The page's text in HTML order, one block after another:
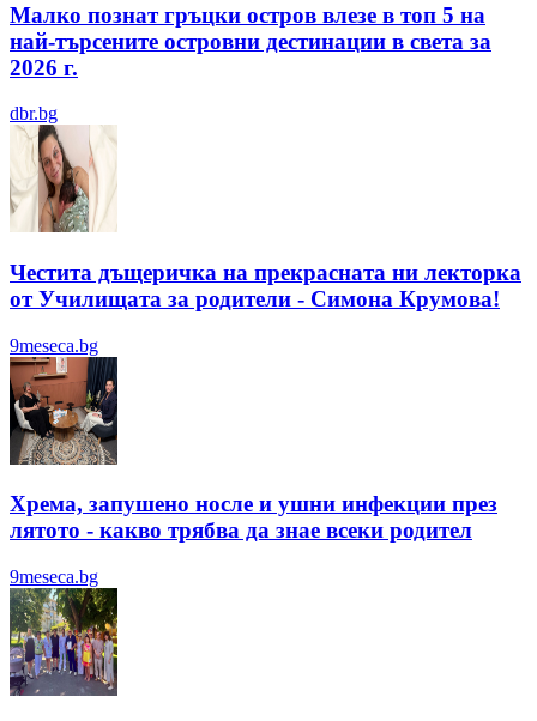
Малко познат гръцки остров влезе в топ 5 на
най-търсените островни дестинации в света за
2026 г.
dbr.bg
Честита дъщеричка на прекрасната ни лекторка
от Училищата за родители - Симона Крумова!
9meseca.bg
Хрема, запушено носле и ушни инфекции през
лятотo - какво трябва да знае всеки родител
9meseca.bg